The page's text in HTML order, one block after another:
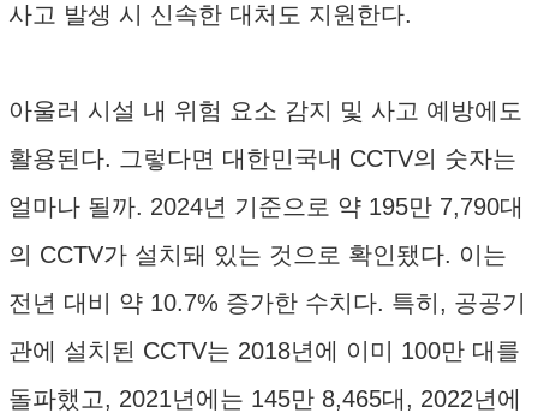
사고 발생 시 신속한 대처도 지원한다.
아울러 시설 내 위험 요소 감지 및 사고 예방에도
활용된다. 그렇다면 대한민국내 CCTV의 숫자는
얼마나 될까. 2024년 기준으로 약 195만 7,790대
의 CCTV가 설치돼 있는 것으로 확인됐다. 이는
전년 대비 약 10.7% 증가한 수치다. 특히, 공공기
관에 설치된 CCTV는 2018년에 이미 100만 대를
돌파했고, 2021년에는 145만 8,465대, 2022년에